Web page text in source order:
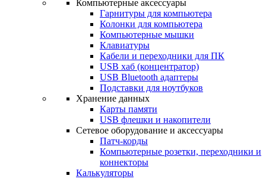
Компьютерные аксессуары
Гарнитуры для компьютера
Колонки для компьютера
Компьютерные мышки
Клавиатуры
Кабели и переходники для ПК
USB хаб (концентратор)
USB Bluetooth адаптеры
Подставки для ноутбуков
Хранение данных
Карты памяти
USB флешки и накопители
Сетевое оборудование и аксессуары
Патч-корды
Компьютерные розетки, переходники и
коннекторы
Калькуляторы